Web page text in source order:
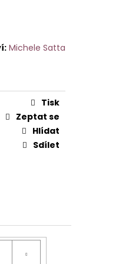
Michele Satta
Tisk
Zeptat se
Hlídat
Sdílet